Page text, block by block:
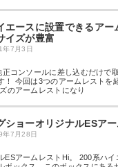
エースに設置できるア
イズが豊富
年7月3日
コンソールに差し込むだけで
！ 今回は3つのアームレストを
のアームレストになり
ショーオリジナルESア
年7月28日
ESアームレストHi。 200系ハ